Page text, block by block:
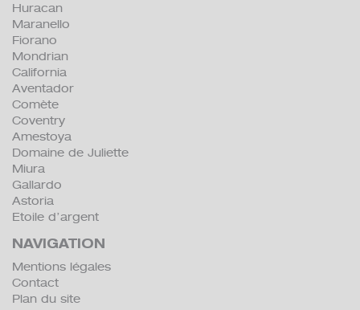
Huracan
Maranello
Fiorano
Mondrian
California
Aventador
Comète
Coventry
Amestoya
Domaine de Juliette
Miura
Gallardo
Astoria
Etoile d’argent
NAVIGATION
Mentions légales
Contact
Plan du site